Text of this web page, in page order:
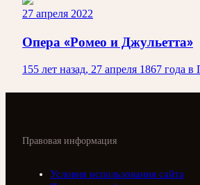
27 апреля 2022
Опера «Ромео и Джульетта»
155 лет назад, 27 апреля 1867 года
Правовая информация
Условия использования сайта